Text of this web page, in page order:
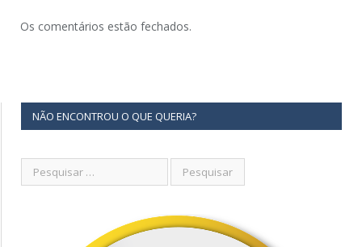
Os comentários estão fechados.
NÃO ENCONTROU O QUE QUERIA?